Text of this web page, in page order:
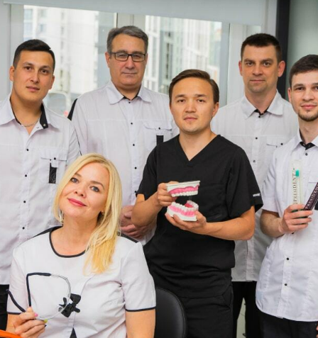
УСЛУГИ СТОМАТОЛОГИИ
Вылечить зуб
Консультация
стоматолога
Отбелить зуб
Исправить прикус
Установить имплант
Удалить зуб
Услуги стоматологии
Врачи-стоматологи
Цены
Акции
Контакты
Протезирование зубов
Поставить коронку
Реставрировать зуб
Вопрос-ответ
Карта сайта
Документация
Ортодонтия
Хирургия
Эстетическая
стоматология
Детская стоматология
ИМЕЮТСЯ ПРОТИВОПОКАЗАНИЯ,